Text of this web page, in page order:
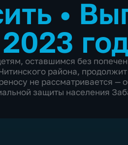
•
оставшимся без
района,
не рассматривается —
защиты населения